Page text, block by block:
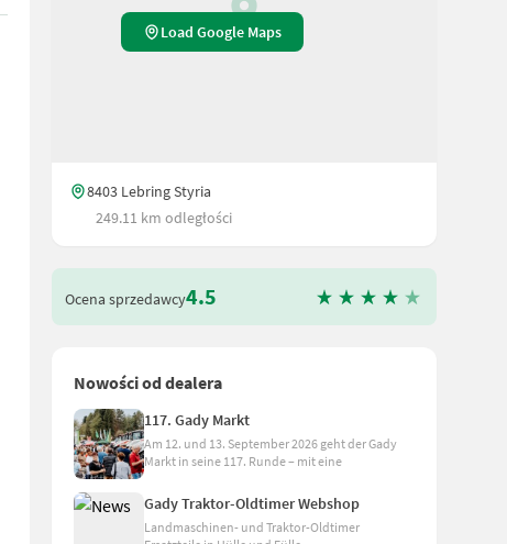
Load Google Maps
8403 Lebring Styria
249.11 km odległości
Ocena sprzedawcy4.5
Nowości od dealera
117. Gady Markt
Am 12. und 13. September 2026 geht der Gady
Markt in seine 117. Runde – mit eine
Gady Traktor-Oldtimer Webshop
Landmaschinen- und Traktor-Oldtimer